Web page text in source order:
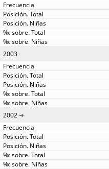
2003
2002